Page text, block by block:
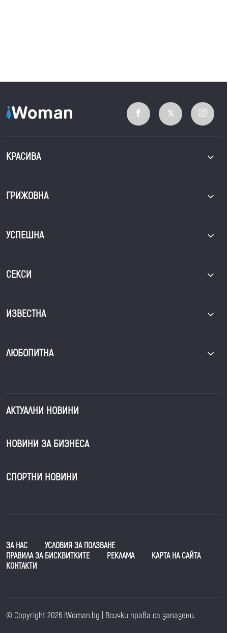
КРАСИВА
ГРИЖОВНА
УСПЕШНА
СЕКСИ
ИЗВЕСТНА
ЛЮБОПИТНА
АКТУАЛНИ НОВИНИ
НОВИНИ ЗА БИЗНЕСА
СПОРТНИ НОВИНИ
ЗА НАС
УСЛОВИЯ ЗА ПОЛЗВАНЕ
ПРАВИЛА ЗА БИСКВИТКИТЕ
РЕКЛАМА
КАРТА НА САЙТА
КОНТАКТИ
© Copyright 2026 iWoman.bg | Всички права са запазени.